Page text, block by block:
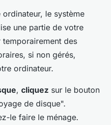
le système
une partie de votre
des
si non gérés,
ordinateur.
, cliquez sur le bouton
de disque".
le faire le ménage.